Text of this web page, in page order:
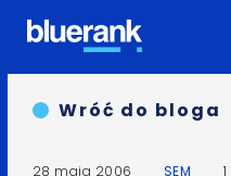
Wróć do bloga
28 maja 2006 SEM